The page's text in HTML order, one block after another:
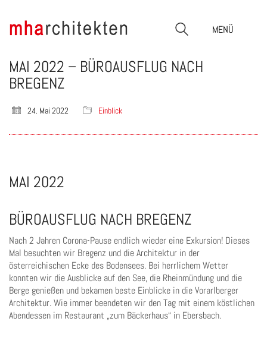
MENÜ
MAI 2022 – BÜROAUSFLUG NACH
BREGENZ
24. Mai 2022 Einblick
MAI 2022
BÜROAUSFLUG NACH BREGENZ
Nach 2 Jahren Corona-Pause endlich wieder eine Exkursion! Dieses
Mal besuchten wir Bregenz und die Architektur in der
österreichischen Ecke des Bodensees. Bei herrlichem Wetter
konnten wir die Ausblicke auf den See, die Rheinmündung und die
Berge genießen und bekamen beste Einblicke in die Vorarlberger
Architektur. Wie immer beendeten wir den Tag mit einem köstlichen
Abendessen im Restaurant „zum Bäckerhaus“ in Ebersbach.